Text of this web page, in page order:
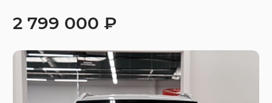
2 799 000 ₽